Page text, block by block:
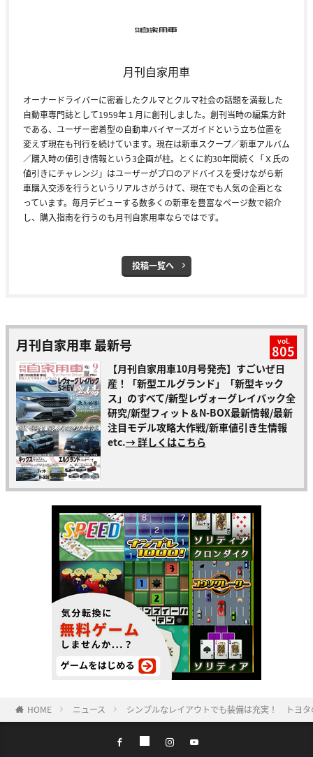
月刊自家用車
オーナードライバーに密着したクルマとクルマ社会の話題を満載した
自動車専門誌として1959年１月に創刊しました。創刊当時の編集方針
である、ユーザー密着型の自動車バイヤーズガイドという立ち位置を
変えず現在も刊行を続けています。現在は新車スクープ／新車アルバム
／購入時の値引き情報という3企画が柱。とくに約30年間続く「Ｘ氏の
値引きにチャレンジ」はユーザーがプロのアドバイスを受けながら新
車購入交渉を行うというリアルさがうけて、現在でも人気の企画とな
っています。毎月デビューする数多くの新車を豊富なページ数で紹介
し、購入指南を行うのも月刊自家用車ならではです。
投稿一覧へ
月刊自家用車 最新号 vol.
805
【月刊自家用車10月号発売】すごいぜ日
産！「新型エルグランド」「新型キック
ス」のすべて/新型レヴォーグレイバック全
研究/新型フィット＆N-BOX最新情報/最新
注目モデル攻略大作戦/新車値引き生情報
etc.→ 詳しくはこちら
HOME ニュース シンプルなレイアウトでも装備は充実！ トヨ